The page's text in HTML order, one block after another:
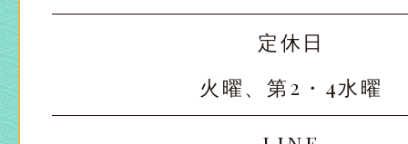
定休日
火曜、第2・4水曜